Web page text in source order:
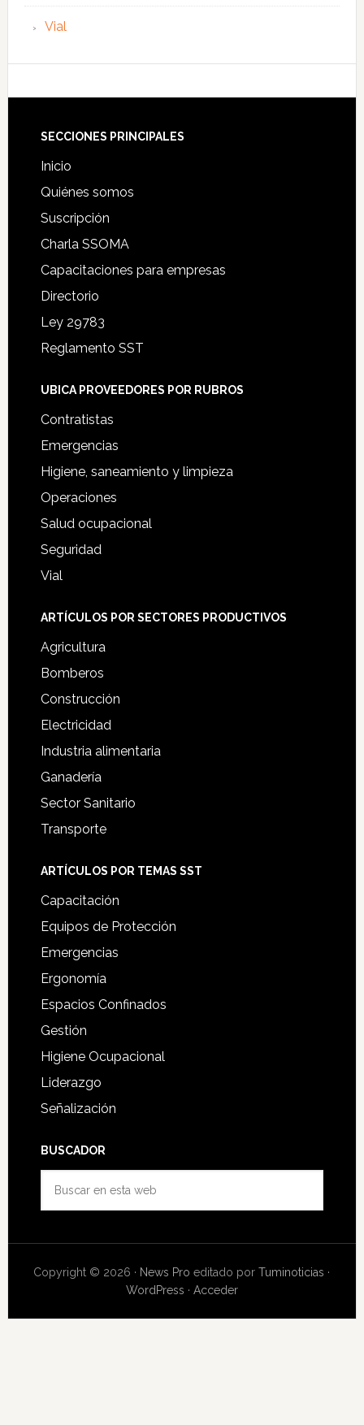
Vial
Footer
SECCIONES PRINCIPALES
Inicio
Quiénes somos
Suscripción
Charla SSOMA
Capacitaciones para empresas
Directorio
Ley 29783
Reglamento SST
UBICA PROVEEDORES POR RUBROS
Contratistas
Emergencias
Higiene, saneamiento y limpieza
Operaciones
Salud ocupacional
Seguridad
Vial
ARTÍCULOS POR SECTORES PRODUCTIVOS
Agricultura
Bomberos
Construcción
Electricidad
Industria alimentaria
Ganadería
Sector Sanitario
Transporte
ARTÍCULOS POR TEMAS SST
Capacitación
Equipos de Protección
Emergencias
Ergonomía
Espacios Confinados
Gestión
Higiene Ocupacional
Liderazgo
Señalización
BUSCADOR
web
Copyright © 2026 · News Pro editado porTuminoticias ·
WordPress · Acceder